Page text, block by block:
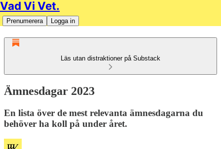
Vad Vi Vet.
Prenumerera Logga in
Läs utan distraktioner på Substack
Ämnesdagar 2023
En lista över de mest relevanta ämnesdagarna du
behöver ha koll på under året.